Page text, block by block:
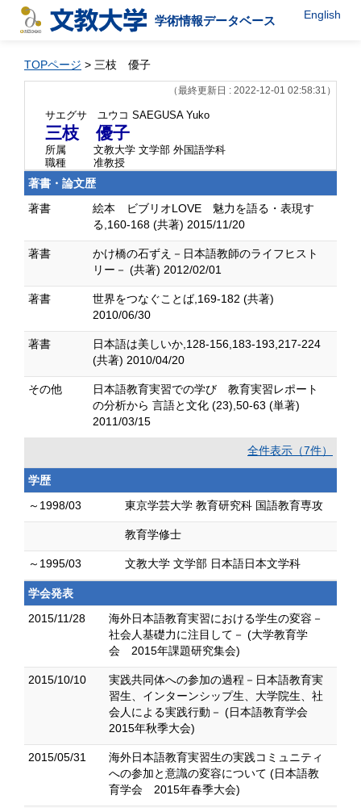
学術情報データベース English
TOPページ > 三枝 優子
（最終更新日 : 2022-12-01 02:58:31）
サエグサ ユウコ SAEGUSA Yuko
三枝 優子
所属
文教大学 文学部 外国語学科
職種
准教授
著書・論文歴
著書
絵本 ビブリオLOVE 魅力を語る・表現す
る,160-168 (共著) 2015/11/20
著書
かけ橋の石ずえ－日本語教師のライフヒスト
リー－ (共著) 2012/02/01
著書
世界をつなぐことば,169-182 (共著)
2010/06/30
著書
日本語は美しいか,128-156,183-193,217-224
(共著) 2010/04/20
その他
日本語教育実習での学び 教育実習レポート
の分析から 言語と文化 (23),50-63 (単著)
2011/03/15
全件表示（7件）
学歴
～1998/03
東京学芸大学 教育研究科 国語教育専攻
教育学修士
～1995/03 文教大学 文学部 日本語日本文学科
学会発表
2015/11/28
海外日本語教育実習における学生の変容－
社会人基礎力に注目して－ (大学教育学
会 2015年課題研究集会)
2015/10/10
実践共同体への参加の過程－日本語教育実
習生、インターンシップ生、大学院生、社
会人による実践行動－ (日本語教育学会
2015年秋季大会)
2015/05/31
海外日本語教育実習生の実践コミュニティ
への参加と意識の変容について (日本語教
育学会 2015年春季大会)